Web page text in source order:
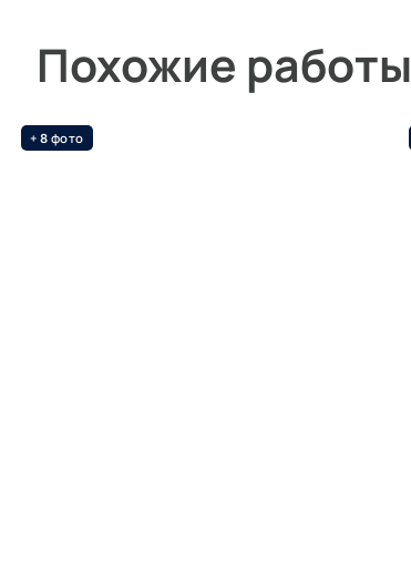
Похожие работы
+ 8 фото